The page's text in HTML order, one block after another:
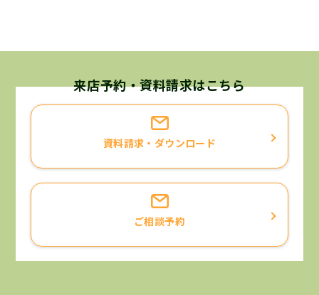
当社が保有するお客様の個人情報は、次に挙げる利用目的
お客様と当社との契約に基づく責務を果たすため。
お客様へ当社の商品・サービスについての情報をご提供す
るため。
お客様がご請求された資料・カタログ等をお届けするた
お客様がお申込になったサービス等の確認、ご案内をする
ため。
お客様よりいただいたご意見・ご要望等にお応えするた
来店予約・資料請求はこちら
ご相談予約
資料請求・ダウンロード